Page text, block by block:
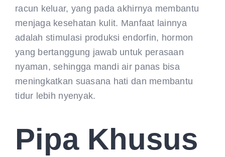
racun keluar, yang pada akhirnya membantu
menjaga kesehatan kulit. Manfaat lainnya
adalah stimulasi produksi endorfin, hormon
yang bertanggung jawab untuk perasaan
nyaman, sehingga mandi air panas bisa
meningkatkan suasana hati dan membantu
tidur lebih nyenyak.
Pipa Khusus